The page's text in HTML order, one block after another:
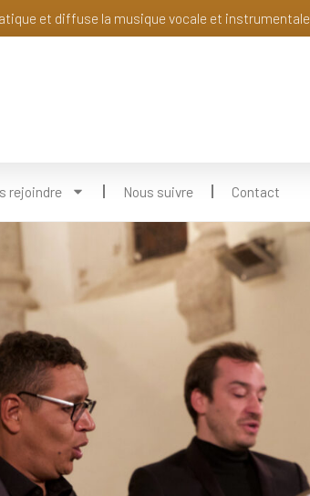
et diffuse la musique vocale et instrumentale
rejoindre Nous suivre Contact